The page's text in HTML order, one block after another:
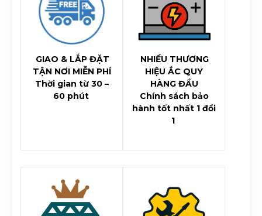
GIAO & LẮP ĐẶT
TẬN NƠI MIỄN PHÍ
Thời gian từ 30 –
60 phút
NHIỀU THƯƠNG
HIỆU ẮC QUY
HÀNG ĐẦU
Chính sách bảo
hành tốt nhất 1 đổi
1